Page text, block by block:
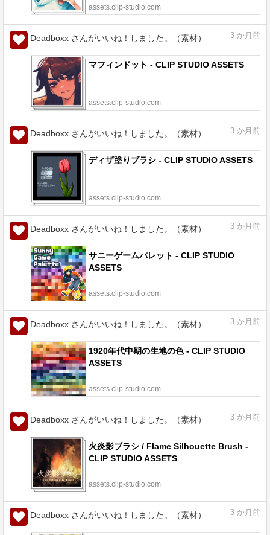
assets.clip-studio.com
Deadboxx さんがいいね！しました。（素材） 3 か月前
マフィンドット - CLIP STUDIO ASSETS
assets.clip-studio.com
Deadboxx さんがいいね！しました。（素材） 3 か月前
ディザ塗りブラシ - CLIP STUDIO ASSETS
assets.clip-studio.com
Deadboxx さんがいいね！しました。（素材） 3 か月前
サニーゲームパレット - CLIP STUDIO
ASSETS
assets.clip-studio.com
Deadboxx さんがいいね！しました。（素材） 3 か月前
1920年代中期の生地の色 - CLIP STUDIO
ASSETS
assets.clip-studio.com
Deadboxx さんがいいね！しました。（素材） 3 か月前
火炎影ブラシ / Flame Silhouette Brush -
CLIP STUDIO ASSETS
assets.clip-studio.com
Deadboxx さんがいいね！しました。（素材） 3 か月前